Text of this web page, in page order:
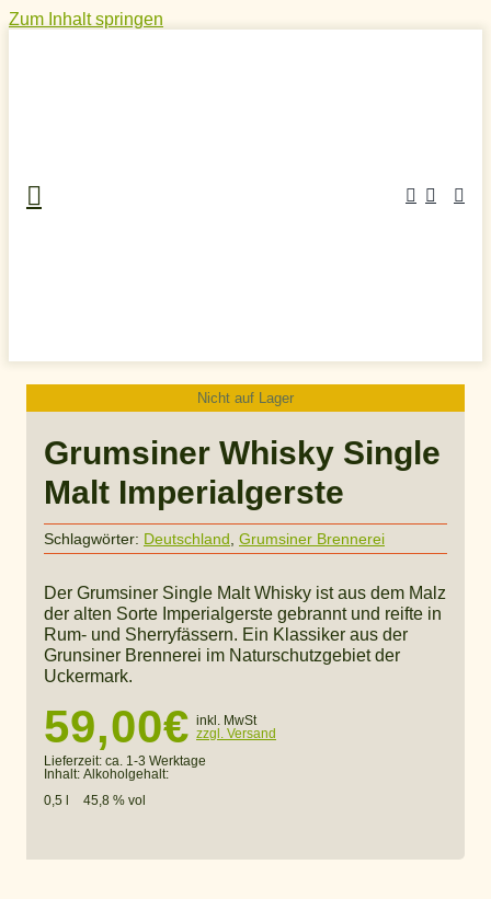
Zum Inhalt springen
Home»Craft Spirits Online Shop»Whisky»Deutscher
Nicht auf Lager
Grumsiner Whisky Single
Malt Imperialgerste
Schlagwörter: Deutschland Grumsiner Brennerei
Der Grumsiner Single Malt Whisky ist aus dem Malz
der alten Sorte Imperialgerste gebrannt und reifte in
Rum- und Sherryfässern. Ein Klassiker aus der
Grunsiner Brennerei im Naturschutzgebiet der
Uckermark.
59,00€ inkl. MwSt
zzgl. Versand
Lieferzeit: ca. 1-3 Werktage
Inhalt:
0,5 l
Alkoholgehalt:
45,8 % vol